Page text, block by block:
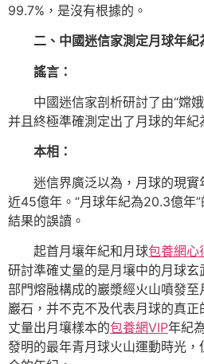
99.7%，是沒有根據的。
二、中國迷信家測定月球年
謠言：
中國迷信家剖析研討了由“嫦
并且終極準確測定出了月球的年紀
本相：
迷信界廣泛以為，月球的現
近45億年。“月球年紀為20.3億年
結果的誤讀。
起首月壤年紀和月球包養網心
研討準確丈量的是月壤中的月球
部門熔融構成的巖漿經火山噴發
巖石，并不克不及代表月球的真
丈量出月壤樣本的包養網VIP年紀
發明的最年青月球火山運動時光，